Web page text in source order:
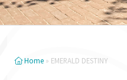
Home » EMERALD DESTINY